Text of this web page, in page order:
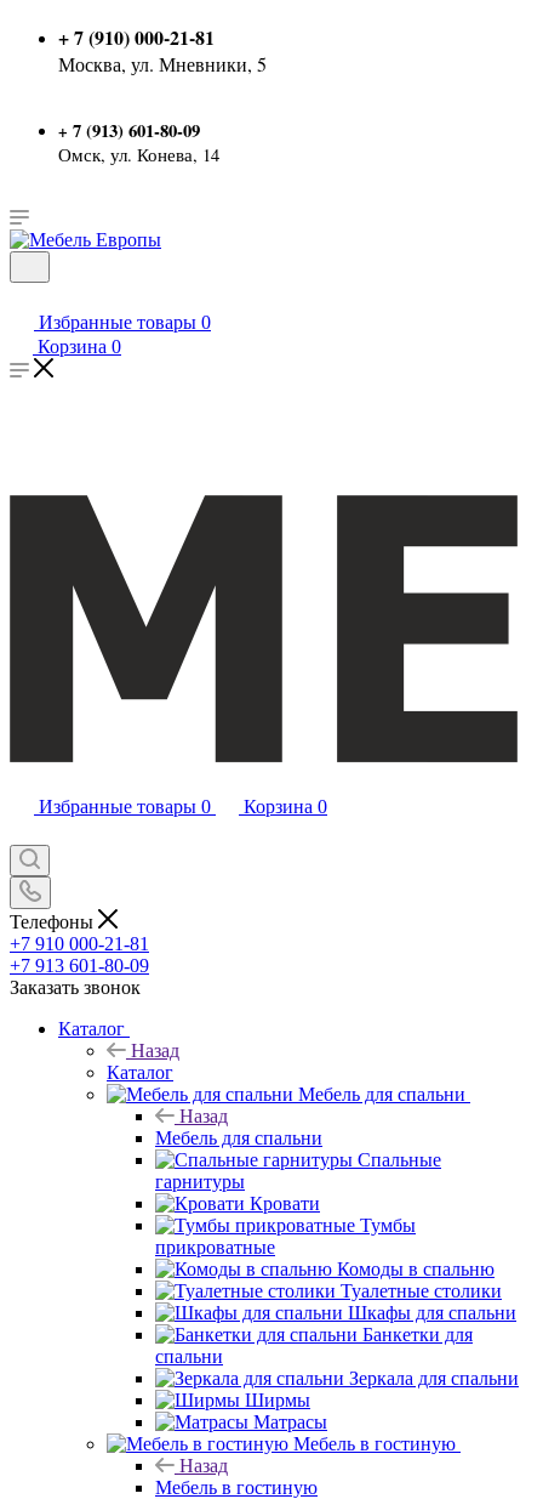
+ 7 (910) 000-21-81
Москва, ул. Мневники, 5
+ 7 (913) 601-80-09
Омск, ул. Конева, 14
Избранные товары 0
Корзина 0
Избранные товары 0 Корзина 0
Телефоны
+7 910 000-21-81
+7 913 601-80-09
Заказать звонок
Каталог
Назад
Каталог
Мебель для спальни
Назад
Мебель для спальни
Спальные
гарнитуры
Кровати
Тумбы
прикроватные
Комоды в спальню
Туалетные столики
Шкафы для спальни
Банкетки для
спальни
Зеркала для спальни
Ширмы
Матрасы
Мебель в гостиную
Назад
Мебель в гостиную